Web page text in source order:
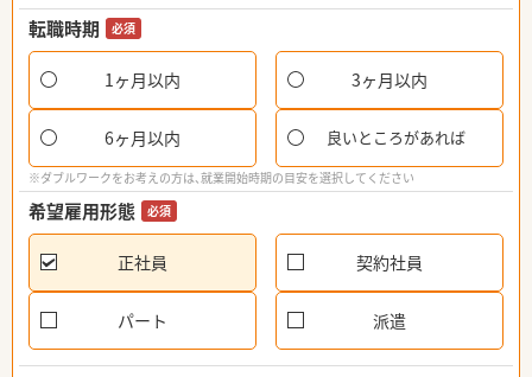
転職時期 必須
1ヶ月以内 3ヶ月以内
6ヶ月以内 良いところがあれば
※ダブルワークをお考えの方は、就業開始時期の目安を選択してください
希望雇用形態 必須
正社員 契約社員
パート 派遣